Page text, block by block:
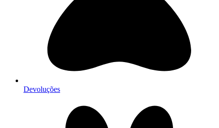
Devoluções